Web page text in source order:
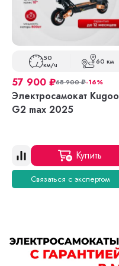
50
км/ч 60 км
57 900 ₽68 900₽-16%
Электросамокат Kugoo
G2 max 2025
Купить
Связаться с экспертом